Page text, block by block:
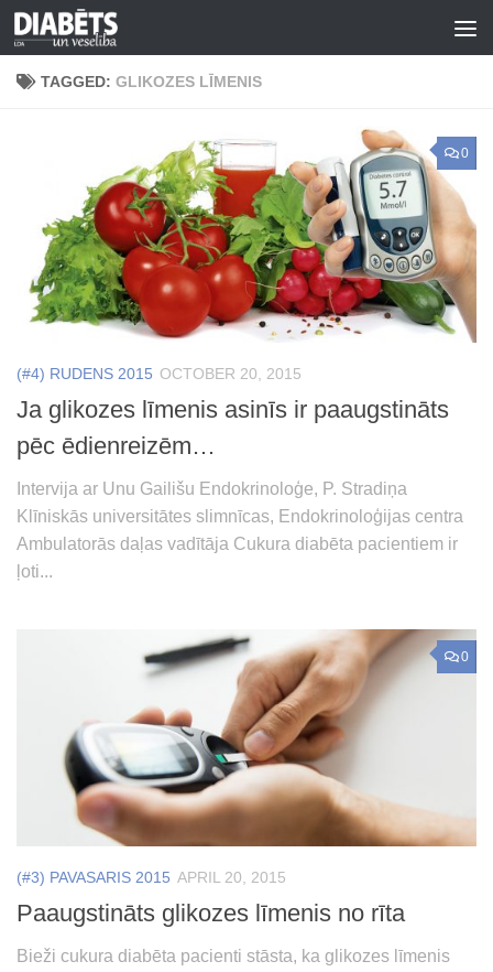
Skip to content
TAGGED: GLIKOZES LĪMENIS
0
(#4) RUDENS 2015 OCTOBER 20, 2015
Ja glikozes līmenis asinīs ir paaugstināts
pēc ēdienreizēm…
Intervija ar Unu Gailišu Endokrinoloģe, P. Stradiņa
Klīniskās universitātes slimnīcas, Endokrinoloģijas centra
Ambulatorās daļas vadītāja Cukura diabēta pacientiem ir
ļoti...
0
(#3) PAVASARIS 2015 APRIL 20, 2015
Paaugstināts glikozes līmenis no rīta
Bieži cukura diabēta pacienti stāsta, ka glikozes līmenis